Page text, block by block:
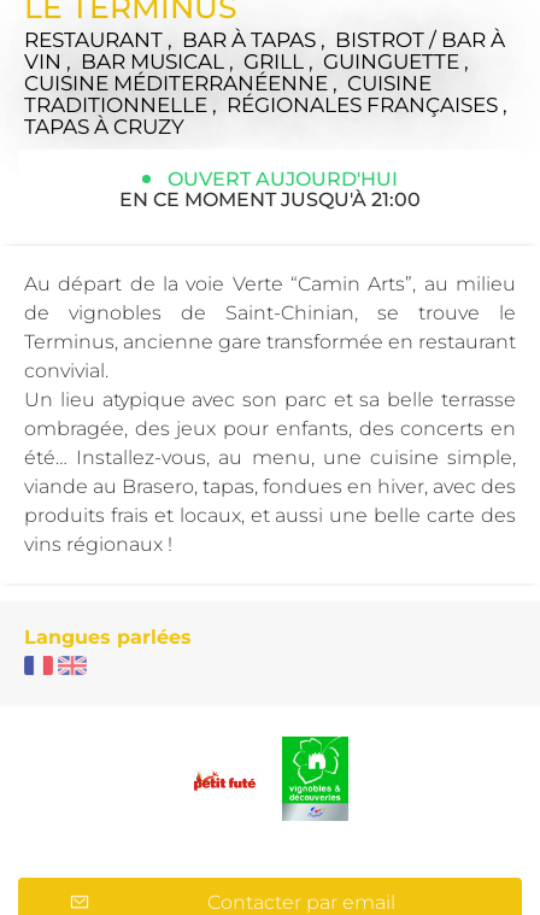
RESTAURANT , BAR À TAPAS , BISTROT / BAR À
VIN , BAR MUSICAL , GRILL , GUINGUETTE ,
CUISINE MÉDITERRANÉENNE , CUISINE
TRADITIONNELLE , RÉGIONALES FRANÇAISES ,
TAPAS À CRUZY
OUVERT AUJOURD'HUI
EN CE MOMENT JUSQU'À 21:00
Au départ de la voie Verte “Camin Arts”, au milieu
de vignobles de Saint-Chinian, se trouve le
Terminus, ancienne gare transformée en restaurant
convivial.
Un lieu atypique avec son parc et sa belle terrasse
ombragée, des jeux pour enfants, des concerts en
été… Installez-vous, au menu, une cuisine simple,
viande au Brasero, tapas, fondues en hiver, avec des
produits frais et locaux, et aussi une belle carte des
vins régionaux !
Langues parlées
Contacter par email